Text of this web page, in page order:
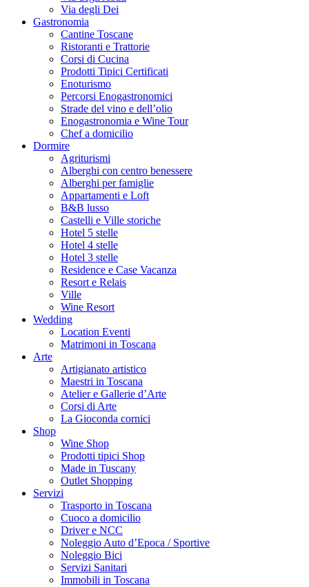
Via degli Dei
Gastronomia
Cantine Toscane
Ristoranti e Trattorie
Corsi di Cucina
Prodotti Tipici Certificati
Enoturismo
Percorsi Enogastronomici
Strade del vino e dell’olio
Enogastronomia e Wine Tour
Chef a domicilio
Dormire
Agriturismi
Alberghi con centro benessere
Alberghi per famiglie
Appartamenti e Loft
B&B lusso
Castelli e Ville storiche
Hotel 5 stelle
Hotel 4 stelle
Hotel 3 stelle
Residence e Case Vacanza
Resort e Relais
Ville
Wine Resort
Wedding
Location Eventi
Matrimoni in Toscana
Arte
Artigianato artistico
Maestri in Toscana
Atelier e Gallerie d’Arte
Corsi di Arte
La Gioconda cornici
Shop
Wine Shop
Prodotti tipici Shop
Made in Tuscany
Outlet Shopping
Servizi
Trasporto in Toscana
Cuoco a domicilio
Driver e NCC
Noleggio Auto d’Epoca / Sportive
Noleggio Bici
Servizi Sanitari
Immobili in Toscana